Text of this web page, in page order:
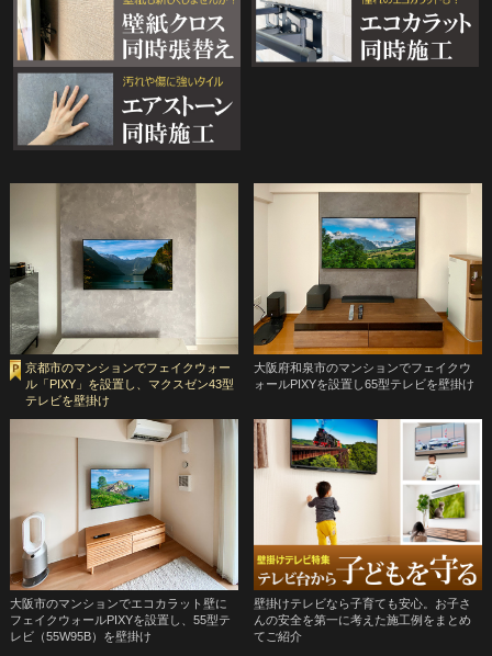
京都市のマンションでフェイクウォー
ル「PIXY」を設置し、マクスゼン43型
テレビを壁掛け
大阪府和泉市のマンションでフェイクウ
ォールPIXYを設置し65型テレビを壁掛け
大阪市のマンションでエコカラット壁に
フェイクウォールPIXYを設置し、55型テ
レビ（55W95B）を壁掛け
壁掛けテレビなら子育ても安心。お子さ
んの安全を第一に考えた施工例をまとめ
てご紹介